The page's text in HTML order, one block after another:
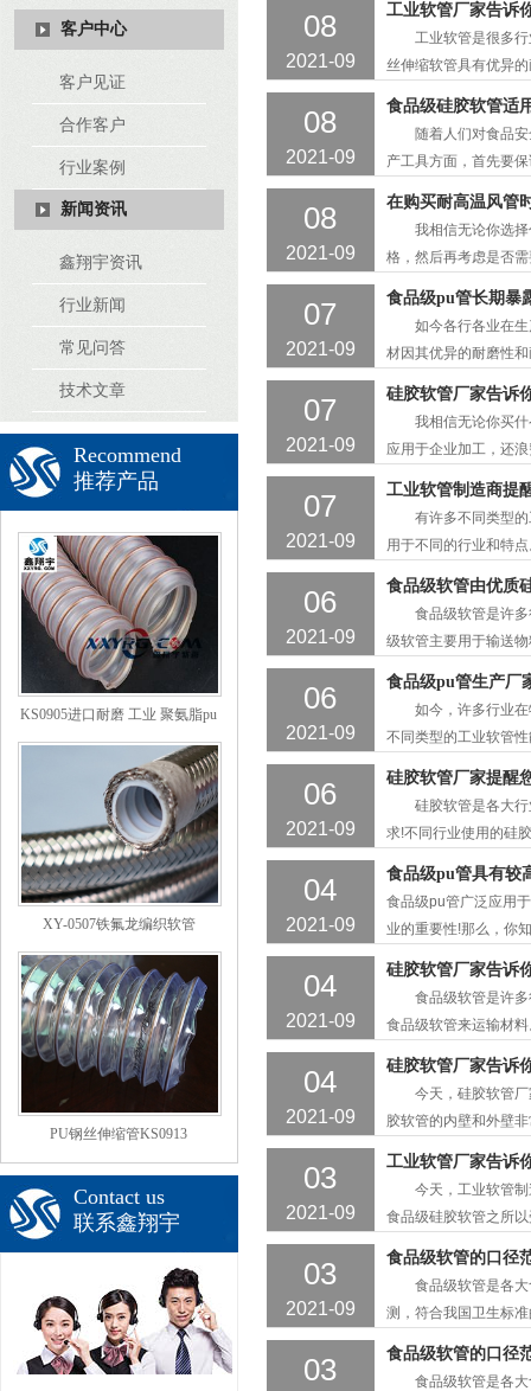
客户中心
客户见证
合作客户
行业案例
新闻资讯
鑫翔宇资讯
行业新闻
常见问答
技术文章
Recommend
推荐产品
KS0905进口耐磨 工业 聚氨脂pu
透明钢丝吸尘通风软管 印刷机
扫地车用
XY-0507铁氟龙编织软管
PU钢丝伸缩管KS0913
Contact us
联系鑫翔宇
08
2021-09
工业软管厂家告诉
工业软管是很多行
丝伸缩软管具有优异
境，这也是很多企业
08
2021-09
食品级硅胶软管适
随着人们对食品安
产工具方面，首先要
具是食品级软管，包
08
2021-09
在购买耐高温风管
我相信无论你选择
格，然后再考虑是否
择合适的耐高温风管
07
2021-09
食品级pu管长期暴
如今各行各业在生
材因其优异的耐磨性
品行业对软管的安全
07
2021-09
硅胶软管厂家告诉
我相信无论你买什
应用于企业加工，还
国进口材料，性能优
07
2021-09
工业软管制造商提
有许多不同类型的
用于不同的行业和特
06
2021-09
食品级软管由优质
食品级软管是许多
级软管主要用于输送
因为如此，食品级软
的加工工艺。 食品
06
2021-09
食品级pu管生产厂
如今，许多行业在
不同类型的工业软管
义，耐高温软管是一
06
2021-09
硅胶软管厂家提醒
硅胶软管是各大行
求!不同行业使用的硅
在输送物料的同时需
家会详细介绍食品级
04
2021-09
食品级pu管具有较
食品级pu管广泛应用
业的重要性!那么，你
它的安全性，因为食
04
2021-09
硅胶软管厂家告诉
食品级软管是许多
食品级软管来运输材
有保障的食品级软管
04
2021-09
硅胶软管厂家告诉
今天，硅胶软管厂
胶软管的内壁和外壁
几点就证明了食品级
03
2021-09
工业软管厂家告诉
今天，工业软管制
食品级硅胶软管之所
03
2021-09
食品级软管的口径
食品级软管是各大
测，符合我国卫生标
03 食品级软管的口径
食品级软管是各大